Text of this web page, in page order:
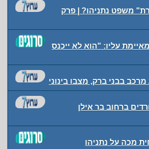
משפט נתניהו? | פרק
עליו: "הוא לא ייכנס
בבני ברק, מצבו בינוני
ברחוב בר אילן
מכה על נתניהו